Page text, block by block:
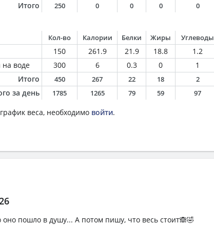
Итого
250 0 0 0 0
Кол-во Калории Белки Жиры Углеводы
150 261.9 21.9 18.8
1.2
воде
300 6 0.3 0
1
Итого
450 267 22 18 2
за день 1785 1265 79 59 97
веса, необходимо войти.
пошло в душу... А потом пишу, что весь стоит🙈🤣